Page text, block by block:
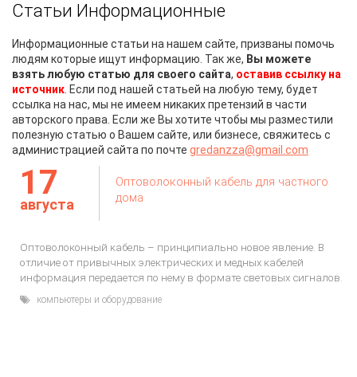
Статьи Информационные
Информационные статьи на нашем сайте, призваны помочь
людям которые ищут информацию. Так же, Вы можете
взять любую статью для своего сайта, оставив ссылку на
источник . Если под нашей статьей на любую тему, будет
ссылка на нас, мы не имеем никаких претензий в части
авторского права. Если же Вы хотите чтобы мы разместили
полезную статью о Вашем сайте, или бизнесе, свяжитесь с
администрацией сайта по почте gredanzza@gmail.com
17
августа
Оптоволоконный кабель для частного
дома
Оптоволоконный кабель – принципиально новое явление. В
отличие от привычных электрических и медных кабелей
информация передается по нему в формате световых сигналов.
компьютеры и оборудование